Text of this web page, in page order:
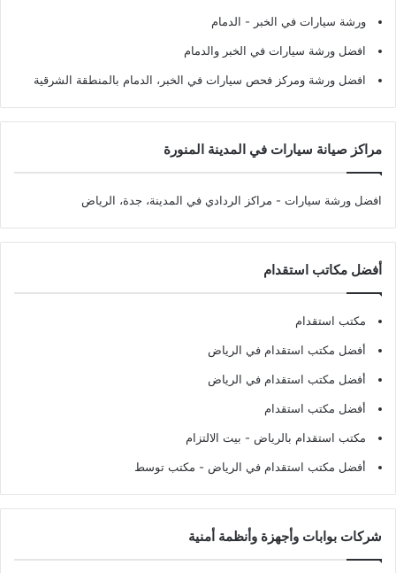
ورشة سيارات في الخبر - الدمام
افضل ورشة سيارات في الخبر والدمام
افضل ورشة ومركز فحص سيارات في الخبر، الدمام بالمنطقة الشرقية
مراكز صيانة سيارات في المدينة المنورة
افضل ورشة سيارات - مراكز الردادي في المدينة، جدة، الرياض
أفضل مكاتب استقدام
مكتب استقدام
أفضل مكتب استقدام في الرياض
أفضل مكتب استقدام في الرياض
أفضل مكتب استقدام
مكتب استقدام بالرياض - بيت الالتزام
أفضل مكتب استقدام في الرياض - مكتب توسط
شركات بوابات وأجهزة وأنظمة أمنية